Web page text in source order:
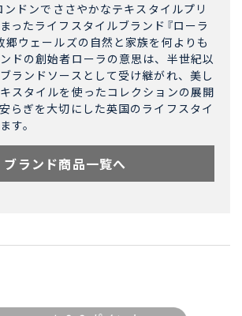
ドンでささやかなテキスタイルプリ
ったライフスタイルブランド『ローラ
郷ウェールズの自然と家族を何よりも
ドの創始者ローラの意思は、半世紀以
ランドソースとして受け継がれ、美し
スタイルを使ったコレクションの展開
らぎを大切にした英国のライフスタイ
す。
ブランド商品一覧へ